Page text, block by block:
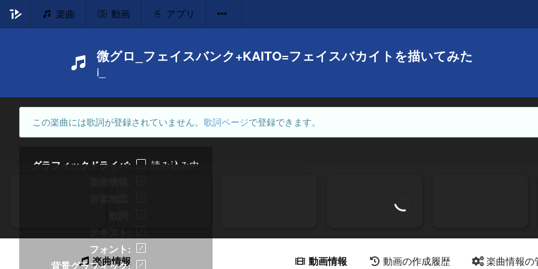
楽曲 動画 アプリ
微グロ_フェイスバンク+KAITO=フェイスバカイトを描いてみた
i_
この楽曲には歌詞が登録されていません。 歌詞ページで登録できます。
グラフィックドライバ
読み込み中
フォント
背景グラフィック
楽曲情報 動画情報 動画の作成履歴 楽曲情報の